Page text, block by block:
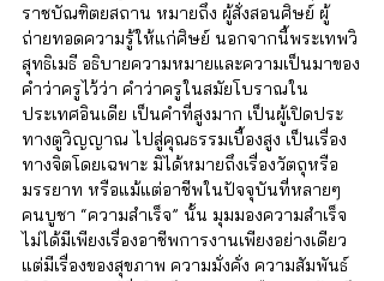
ราชบัณฑิตยสถาน หมายถึง ผู้สั่งสอนศิษย์ ผู้
ถ่ายทอดความรู้ให้แก่ศิษย์ นอกจากนี้พระเทพวิ
สุทธิเมธี อธิบายความหมายและความเป็นมาของ
คำว่าครูไว้ว่า คำว่าครูในสมัยโบราณใน
ประเทศอินเดีย เป็นคำที่สูงมาก เป็นผู้เปิดประ
ทางตูวิญญาณ ไปสู่คุณธรรมเบื้องสูง เป็นเรื่อง
ทางจิตโดยเฉพาะ มิได้หมายถึงเรื่องวัตถุหรือ
มรรยาท หรือแม้แต่อาชีพในปัจจุบันที่หลายๆ
คนบูชา “ความสำเร็จ” นั้น มุมมองความสำเร็จ
ไม่ได้มีเพียงเรื่องอาชีพการงานเพียงอย่างเดียว
แต่มีเรื่องของสุขภาพ ความมั่งคั่ง ความสัมพันธ์